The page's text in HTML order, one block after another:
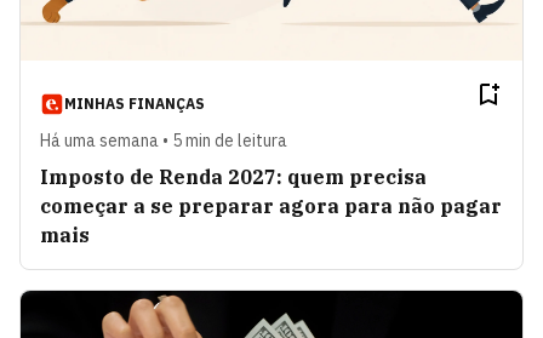
MINHAS FINANÇAS
Há uma semana • 5 min de leitura
Imposto de Renda 2027: quem precisa
começar a se preparar agora para não pagar
mais